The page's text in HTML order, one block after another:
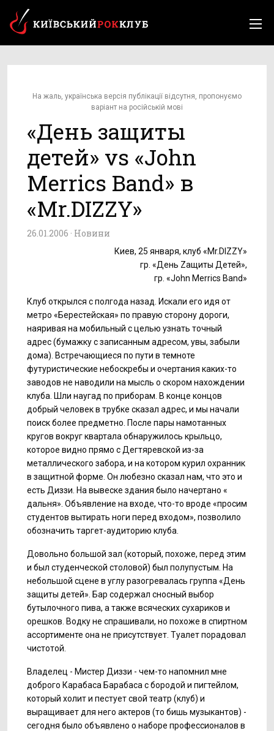
На жаль, українська версія публікації відсутня, пропонуємо
варіант на російській мові
«День защиты
детей» vs «John
Merrics Band» в
«Mr.DIZZY»
26.01.2006 · Новини
Киев, 25 января, клуб «Mr.DIZZY»
гр. «День Zащиты Детей»,
гр. «John Merrics Band»
Клуб открылся с полгода назад. Искали его идя от
метро «Берестейская» по правую сторону дороги,
наяривая на мобильный с целью узнать точный
адрес (бумажку с записанным адресом, увы, забыли
дома). Встречающиеся по пути в темноте
футуристические небоскребы и очертания каких-то
заводов не наводили на мысль о скором нахождении
клуба. Шли наугад по приборам. В конце концов
добрый человек в трубке сказал адрес, и мы начали
поиск более предметно. После пары намотанных
кругов вокруг квартала обнаружилось крыльцо,
которое видно прямо с Дегтяревской из-за
металлического забора, и на котором курил охранник
в защитной форме. Он любезно сказал нам, что это и
есть Диззи. На вывеске здания было начертано «
дальня». Объявление на входе, что-то вроде «просим
студентов вытирать ноги перед входом», позволило
обозначить таргет-аудиторию клуба.
Довольно большой зал (который, похоже, перед этим
и был студенческой столовой) был полупустым. На
небольшой сцене в углу разогревалась группа «День
защиты детей». Бар содержал сносный выбор
бутылочного пива, а также всяческих сухариков и
орешков. Водку не спрашивали, но похоже в спиртном
ассортименте она не присутствует. Туалет порадовал
чистотой.
Владелец - Мистер Диззи - чем-то напомнил мне
доброго Карабаса Барабаса с бородой и пигтейлом,
который холит и пестует свой театр (клуб) и
выращивает для него актеров (то бишь музыкантов) -
сегодня было объявлено о наборе профессионалов в